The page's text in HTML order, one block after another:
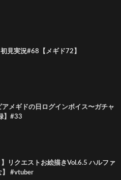
見実況#68【メギド72】
アメギドの日ログインボイス〜ガチャ
】#33
】リクエストお絵描きVol.6.5 ハルファ
】 #vtuber